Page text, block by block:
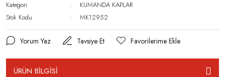
Kategori
KUMANDA KAPLAR
Stok Kodu
MK12952
Yorum Yaz Tavsiye Et
ÜRÜN BİLGİSİ